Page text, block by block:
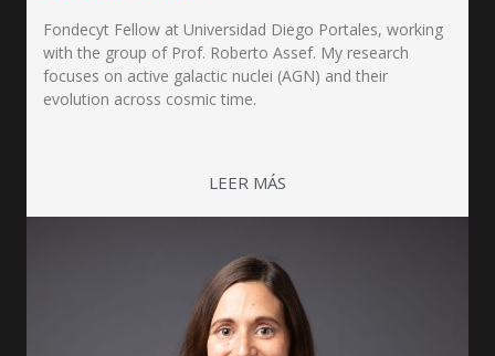
Fondecyt Fellow at Universidad Diego Portales, working
with the group of Prof. Roberto Assef. My research
focuses on active galactic nuclei (AGN) and their
evolution across cosmic time.
LEER MÁS